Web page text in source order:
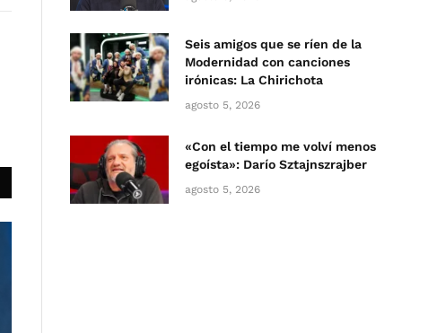
Seis amigos que se ríen de la
Modernidad con canciones
irónicas: La Chirichota
agosto 5, 2026
«Con el tiempo me volví menos
egoísta»: Darío Sztajnszrajber
agosto 5, 2026